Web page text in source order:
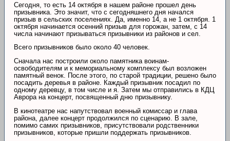
Сегодня, то есть 14 октября в нашем районе прошел день
призывника. Это значит, что с сегодняшнего дня начался
призыв в сельских поселениях. Да, именно 14, а не 1 октября. 1
октября начинается осенний призыв для горожан, затем, с 14
числа начинают призываться призывники из районов и сел.
Всего призывников было около 40 человек.
Сначала нас построили около памятника воинам-
освободителям и к мемориальному комплексу был возложен
памятный венок. После этого, по старой традиции, решено было
посадить деревья в районе. Каждый призывник посадил по
одному деревцу, в том числе и я. Затем мы отправились в КДЦ
Аврора на концерт, посвященный дню призывнику.
В кинотеатре нас напутствовал военный комиссар и глава
района, далее концерт продолжился по сценарию. В зале,
помимо самих призывников, присутствовали родственники
призывников, которые пришли поддержать призывников.